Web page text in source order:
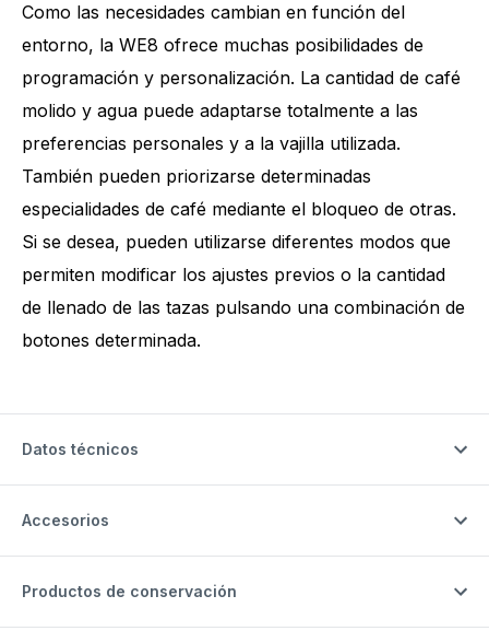
Como las necesidades cambian en función del
entorno, la WE8 ofrece muchas posibilidades de
programación y personalización. La cantidad de café
molido y agua puede adaptarse totalmente a las
preferencias personales y a la vajilla utilizada.
También pueden priorizarse determinadas
especialidades de café mediante el bloqueo de otras.
Si se desea, pueden utilizarse diferentes modos que
permiten modificar los ajustes previos o la cantidad
de llenado de las tazas pulsando una combinación de
botones determinada.
Datos técnicos
Accesorios
Productos de conservación